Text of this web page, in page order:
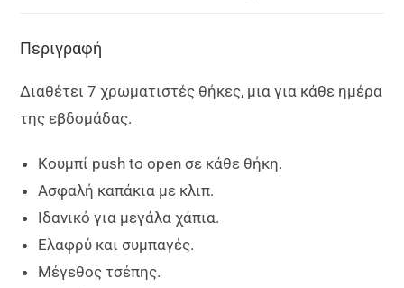
Περιγραφή
Διαθέτει 7 χρωματιστές θήκες, μια για κάθε ημέρα
της εβδομάδας.
Κουμπί push to open σε κάθε θήκη.
Ασφαλή καπάκια με κλιπ.
Ιδανικό για μεγάλα χάπια.
Ελαφρύ και συμπαγές.
Μέγεθος τσέπης.